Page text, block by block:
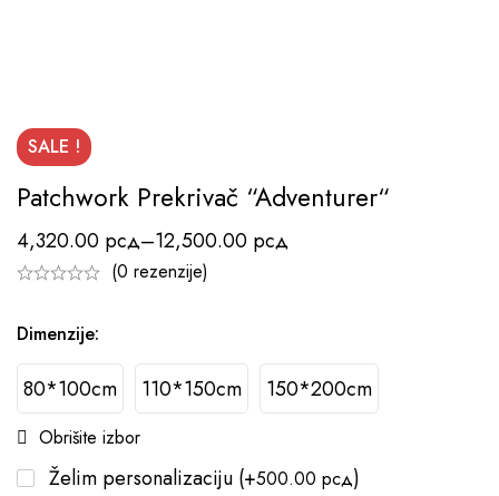
SALE !
Patchwork Prekrivač “Adventurer“
4,320.00 рсд–12,500.00 рсд
(0 rezenzije)
Dimenzije:
80*100cm 110*150cm 150*200cm
Obrišite izbor
Želim personalizaciju (+500.00 рсд)